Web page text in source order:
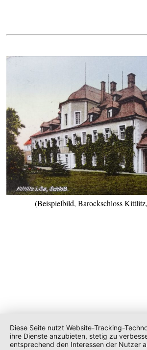
(Beispielbild, Barockschloss
Diese Seite nutzt Website-Tracking-
ihre Dienste anzubieten, stetig zu
entsprechend den Interessen der Nutzer